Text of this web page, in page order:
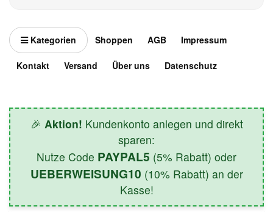
Kategorien Shoppen AGB Impressum
Kontakt Versand Über uns Datenschutz
🎉 Aktion! Kundenkonto anlegen und direkt
sparen:
Nutze Code PAYPAL5 (5% Rabatt) oder
UEBERWEISUNG10 (10% Rabatt) an der
Kasse!